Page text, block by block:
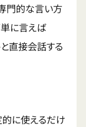
門的な言い方
単に言えば
直接会話する
に使えるだけ